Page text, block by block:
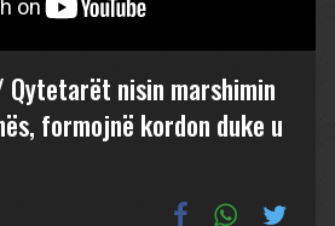
Qytetarët nisin marshimin
formojnë kordon duke u